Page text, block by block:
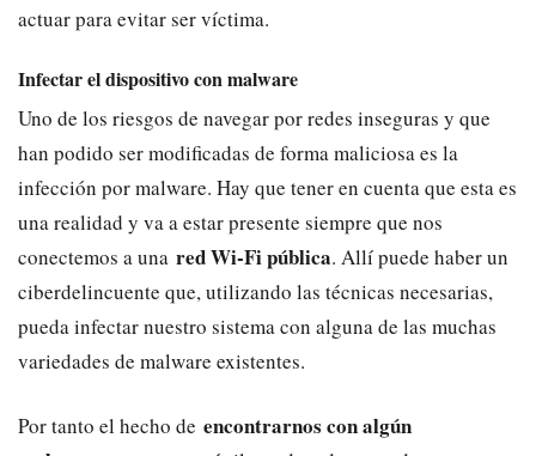
actuar para evitar ser víctima.
Infectar el dispositivo con malware
Uno de los riesgos de navegar por redes inseguras y que
han podido ser modificadas de forma maliciosa es la
infección por malware. Hay que tener en cuenta que esta es
una realidad y va a estar presente siempre que nos
conectemos a una red Wi-Fi pública. Allí puede haber un
ciberdelincuente que, utilizando las técnicas necesarias,
pueda infectar nuestro sistema con alguna de las muchas
variedades de malware existentes.
Por tanto el hecho de encontrarnos con algún